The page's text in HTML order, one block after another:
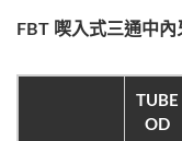
FBT 喫入式三通中內
TUBE
OD